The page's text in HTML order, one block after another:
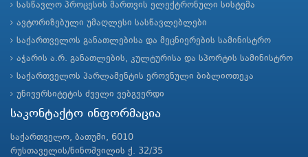
სასწავლო პროცესის მართვის ელექტრონული სისტემა
ავტორიზებული უმაღლესი სასწავლებლები
საქართველოს განათლებისა და მეცნიერების სამინისტრო
აჭარის ა.რ. განათლების, კულტურისა და სპორტის სამინისტრო
საქართველოს პარლამენტის ეროვნული ბიბლიოთეკა
უნივერსიტეტის ძველი ვებგვერდი
საკონტაქტო ინფორმაცია
საქართველო, ბათუმი, 6010
რუსთაველის/ნინოშვილის ქ. 32/35